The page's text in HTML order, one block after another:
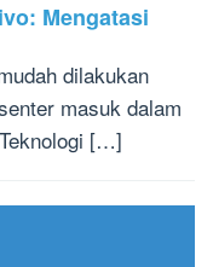
Mengatasi
dilakukan
masuk dalam
[…]